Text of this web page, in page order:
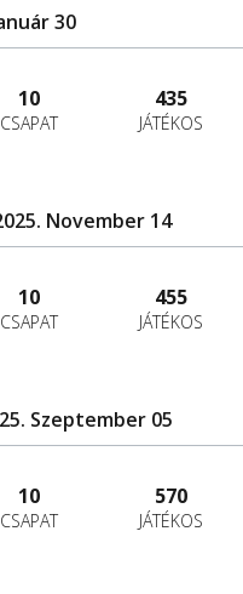
30
10
CSAPAT
435
JÁTÉKOS
November 14
10
CSAPAT
455
JÁTÉKOS
Szeptember 05
10
CSAPAT
570
JÁTÉKOS